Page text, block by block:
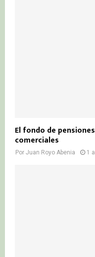
El fondo de
comerciales
Por Juan Royo Abenia 1